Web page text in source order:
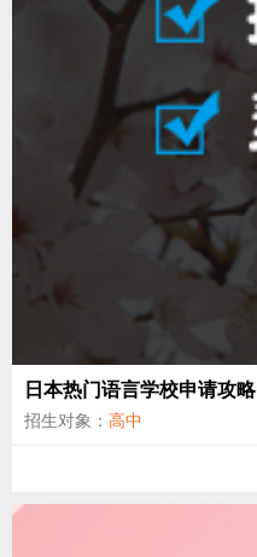
日本热门语言学校申请攻略
招生对象： 高中